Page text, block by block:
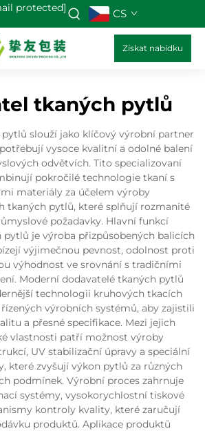
protected] CS
Získat nabídku
tkaných pytlů
slouží jako klíčový výrobní partner
vysoce kvalitní a odolné balení
odvětvích. Tito specializovaní
pokročilé technologie tkaní s
materiály za účelem výroby
tkaných pytlů, které splňují rozmanité
požadavky. Hlavní funkcí
pytlů je výroba přizpůsobených balicích
výjimečnou pevnost, odolnost proti
výhodnost ve srovnání s tradičními
Moderní dodavatelé tkaných pytlů
technologii kruhových tkacích
výrobních systémů, aby zajistili
a přesné specifikace. Mezi jejich
vlastnosti patří možnost výroby
UV stabilizační úpravy a speciální
které zvyšují výkon pytlů za různých
podmínek. Výrobní proces zahrnuje
systémy, vysokorychlostní tiskové
kontroly kvality, které zaručují
produktů. Aplikace produktů